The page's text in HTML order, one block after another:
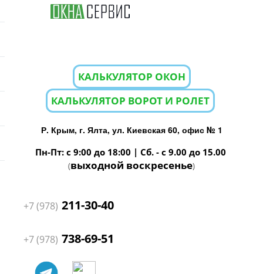
КАЛЬКУЛЯТОР ОКОН
КАЛЬКУЛЯТОР ВОРОТ И РОЛЕТ
Р. Крым, г. Ялта, ул. Киевская 60, офис № 1
Пн-Пт: с 9:00 до 18:00 | Сб. - с 9.00 до 15.00
(выходной воскресенье)
+7 (978) 211-30-40
+7 (978) 738-69-51